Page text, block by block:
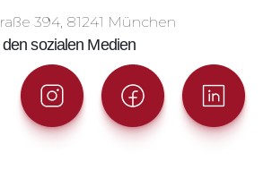
394, 81241 München
sozialen Medien